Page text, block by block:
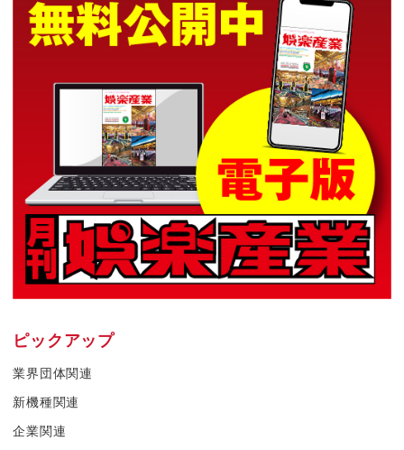
ピックアップ
業界団体関連
新機種関連
企業関連